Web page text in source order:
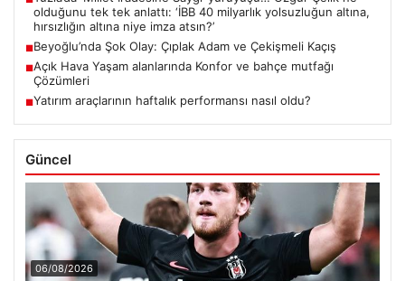
olduğunu tek tek anlattı: ‘İBB 40 milyarlık yolsuzluğun altına,
hırsızlığın altına niye imza atsın?’
■Beyoğlu’nda Şok Olay: Çıplak Adam ve Çekişmeli Kaçış
■Açık Hava Yaşam alanlarında Konfor ve bahçe mutfağı
Çözümleri
■Yatırım araçlarının haftalık performansı nasıl oldu?
Güncel
06/08/2026